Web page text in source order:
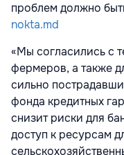
проблем должно
nokta.md
«Мы согласились с
фермеров, а также
сильно
фонда кредитных
снизит риски для
доступ к ресурсам